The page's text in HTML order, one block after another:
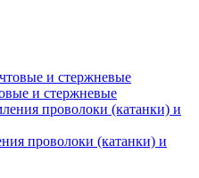
и стержневые
проволоки (катанки) и